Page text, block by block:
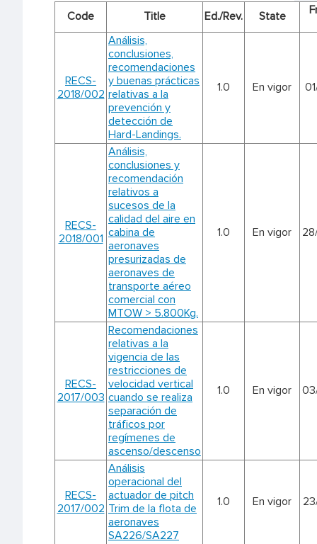
Code Title Ed./Rev. State
RECS-
2018/002
Análisis,
conclusiones,
recomendaciones
y buenas prácticas
relativas a la
prevención y
detección de
Hard-Landings.
1.0 En vigor
RECS-
2018/001
Análisis,
conclusiones y
recomendación
relativos a
sucesos de la
calidad del aire en
cabina de
aeronaves
presurizadas de
aeronaves de
transporte aéreo
comercial con
MTOW > 5.800Kg.
1.0 En vigor
RECS-
2017/003
Recomendaciones
relativas a la
vigencia de las
restricciones de
velocidad vertical
cuando se realiza
separación de
tráficos por
regímenes de
ascenso/descenso
1.0 En vigor
RECS-
2017/002
Análisis
operacional del
actuador de pitch
Trim de la flota de
aeronaves
SA226/SA227
1.0 En vigor